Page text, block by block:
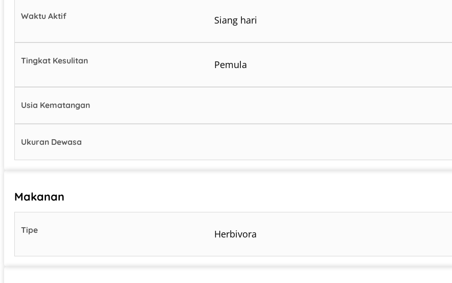
Waktu Aktif Siang hari
Tingkat Kesulitan Pemula
Usia Kematangan
Ukuran Dewasa
Makanan
Tipe Herbivora